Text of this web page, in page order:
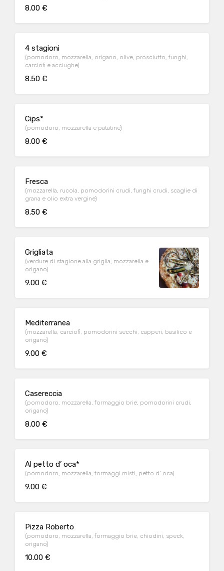
8.00 €
4 stagioni
(pomodoro, mozzarella, origano, olive, prosciutto, funghi,
carciofi e acciughe)
8.50 €
Cips*
(pomodoro, mozzarella e patatine)
8.00 €
Fresca
(mozzarella, rucola, pomodorini crudi, funghi crudi, scaglie di
grana e olio extra vergine)
8.50 €
Grigliata
(verdure di stagione alla griglia, mozzarella e
origano)
9.00 €
Mediterranea
(mozzarella, carciofi, pomodorini secchi, capperi, basilico e
origano)
9.00 €
Casereccia
(pomodoro, mozzarella, formaggio brie, pomodorini crudi,
origano)
8.00 €
Al petto d’ oca*
(pomodoro, mozzarella, formaggi misti, petto d’ oca)
9.00 €
Pizza Roberto
(pomodoro, mozzarella, formaggio brie, chiodini, speck,
origano)
10.00 €